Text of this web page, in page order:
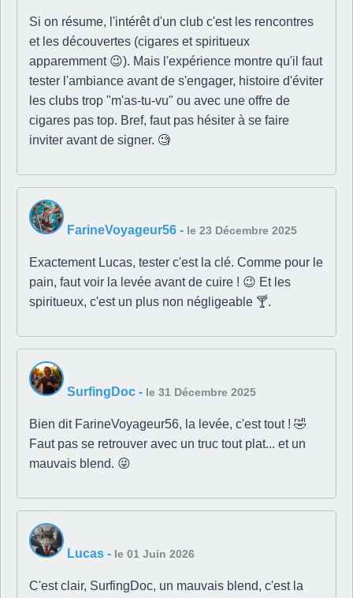
Si on résume, l'intérêt d'un club c'est les rencontres
et les découvertes (cigares et spiritueux
apparemment 😉). Mais l'expérience montre qu'il faut
tester l'ambiance avant de s'engager, histoire d'éviter
les clubs trop "m'as-tu-vu" ou avec une offre de
cigares pas top. Bref, faut pas hésiter à se faire
inviter avant de signer. 🧐
FarineVoyageur56 - le 23 Décembre 2025
Exactement Lucas, tester c'est la clé. Comme pour le
pain, faut voir la levée avant de cuire ! 😉 Et les
spiritueux, c'est un plus non négligeable 🍸.
SurfingDoc - le 31 Décembre 2025
Bien dit FarineVoyageur56, la levée, c'est tout ! 🤣
Faut pas se retrouver avec un truc tout plat... et un
mauvais blend. 😜
Lucas - le 01 Juin 2026
C'est clair, SurfingDoc, un mauvais blend, c'est la